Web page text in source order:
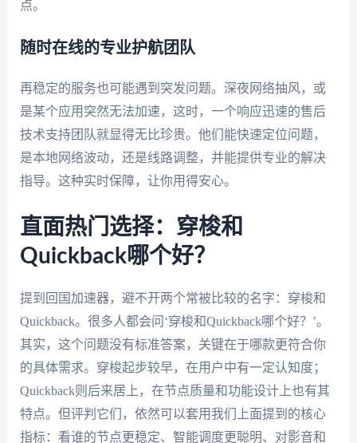
点。
随时在线的专业护航团队
再稳定的服务也可能遇到突发问题。深夜网络抽风，或
是某个应用突然无法加速，这时，一个响应迅速的售后
技术支持团队就显得无比珍贵。他们能快速定位问题，
是本地网络波动，还是线路调整，并能提供专业的解决
指导。这种实时保障，让你用得安心。
直面热门选择：穿梭和
Quickback哪个好？
提到回国加速器，避不开两个常被比较的名字：穿梭和
Quickback。很多人都会问‘穿梭和Quickback哪个好？’。
其实，这个问题没有标准答案，关键在于哪款更符合你
的具体需求。穿梭起步较早，在用户中有一定认知度；
Quickback则后来居上，在节点质量和功能设计上也有其
特点。但评判它们，依然可以套用我们上面提到的核心
指标：看谁的节点更稳定、智能调度更聪明、对影音和